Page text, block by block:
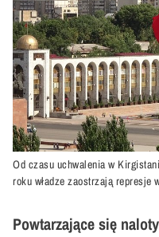
Od czasu uchwalenia w
roku władze zaostrzają represje
Powtarzające się